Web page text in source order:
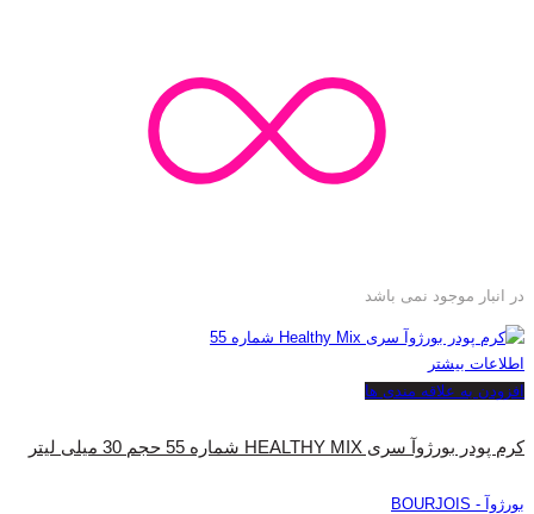
در انبار موجود نمی باشد
اطلاعات بیشتر
افزودن به علاقه مندی ها
کرم پودر بورژوآ سری HEALTHY MIX شماره 55 حجم 30 میلی لیتر
بورژوآ - BOURJOIS